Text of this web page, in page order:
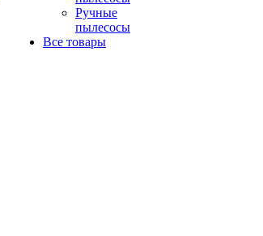
Ручные
пылесосы
Все товары